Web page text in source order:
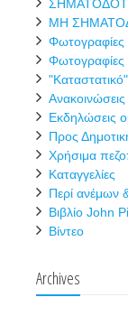
ΜΗ
Φωτογραφίες
Ανακοινώσεις
Εκδηλώσεις
Προς
Χρήσιμα
Καταγγελίες
Περί ανέμων
Βιβλίο John
Βίντεο
Archives